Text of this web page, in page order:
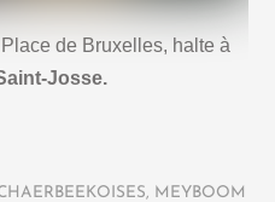
de Bruxelles, halte à
Josse.
, MEYBOOM